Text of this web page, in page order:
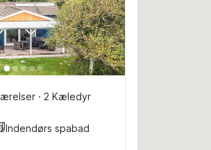
· 2 Kæledyr
Indendørs spabad